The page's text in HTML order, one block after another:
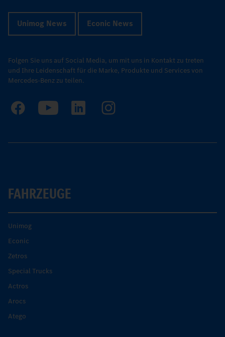
Unimog News Econic News
Folgen Sie uns auf Social Media, um mit uns in Kontakt zu treten
und Ihre Leidenschaft für die Marke, Produkte und Services von
Mercedes-Benz zu teilen.
FAHRZEUGE
Unimog
Econic
Zetros
Special Trucks
Actros
Arocs
Atego